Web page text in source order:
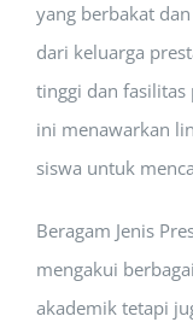
yang berbakat
dari keluarga
tinggi dan fasilitas
ini menawarkan
siswa untuk
Beragam Jenis
mengakui
akademik tetapi